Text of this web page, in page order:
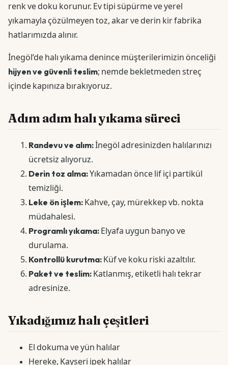
renk ve doku korunur. Ev tipi süpürme ve yerel
yıkamayla çözülmeyen toz, akar ve derin kir fabrika
hatlarımızda alınır.
İnegöl’de halı yıkama denince müşterilerimizin önceliği
hijyen ve güvenli teslim; nemde bekletmeden streç
içinde kapınıza bırakıyoruz.
Adım adım halı yıkama süreci
Randevu ve alım:İnegöl adresinizden halılarınızı
ücretsiz alıyoruz.
Derin toz alma:Yıkamadan önce lif içi partikül
temizliği.
Leke ön işlem: Kahve, çay, mürekkep vb. nokta
müdahalesi.
Programlı yıkama: Elyafa uygun banyo ve
durulama.
Kontrollü kurutma: Küf ve koku riski azaltılır.
Paket ve teslim: Katlanmış, etiketli halı tekrar
adresinize.
Yıkadığımız halı çeşitleri
El dokuma ve yün halılar
Hereke, Kayseri ipek halılar